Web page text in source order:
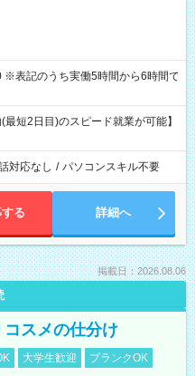
短2日目)のスピード就業が可能】
対応なし / パソコンスキル不要
る 詳細へ
掲載日：2026.08.06
スメの仕分け
大学生歓迎
ブランクOK